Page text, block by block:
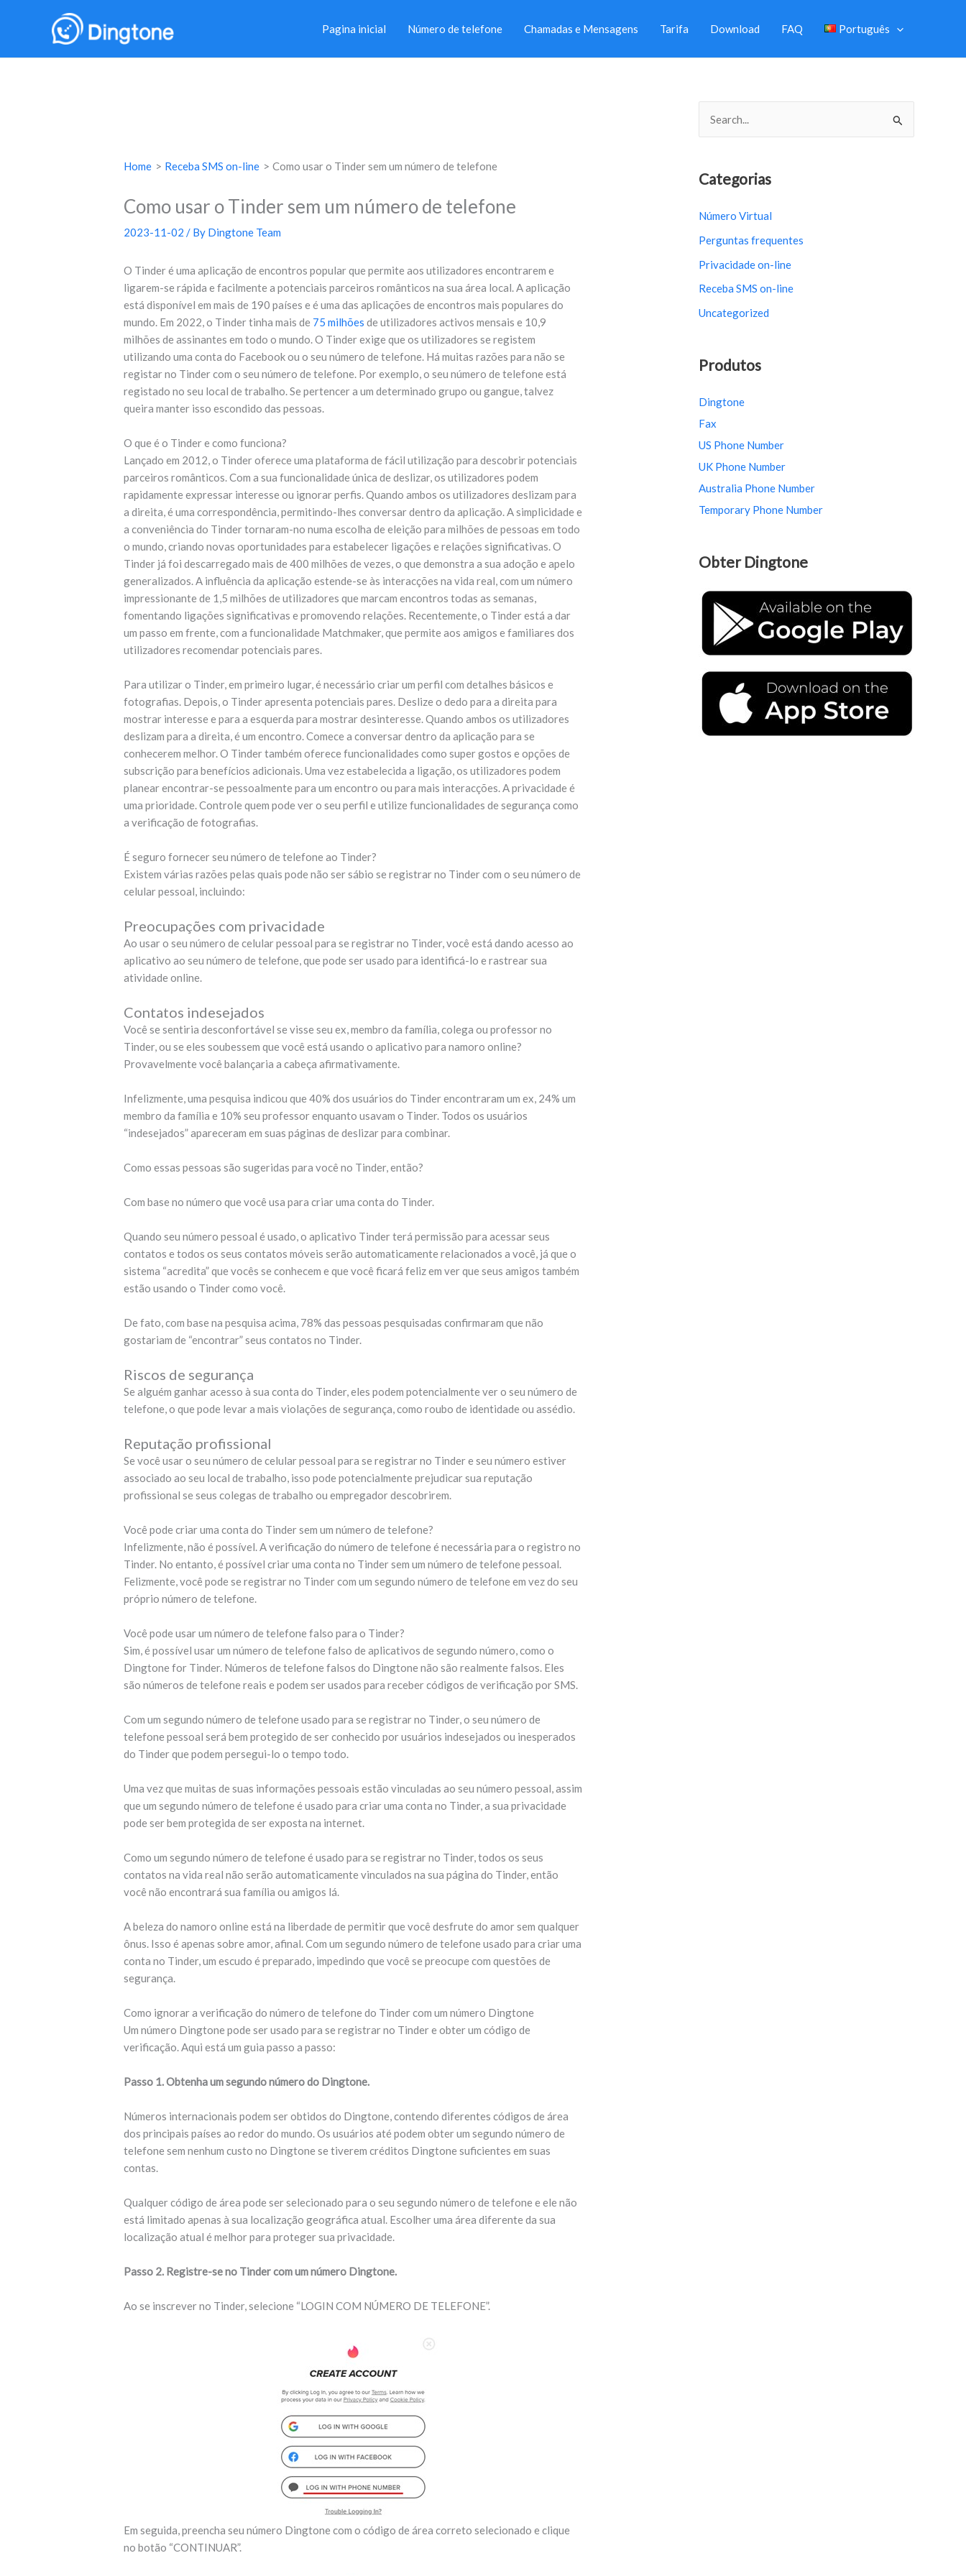
Pagina inicial Número de telefone Chamadas e Mensagens Tarifa Download FAQ Português
Home Receba SMS on-line Como usar o Tinder sem um número de telefone
Como usar o Tinder sem um número de telefone
2023-11-02/ By Dingtone Team
O Tinder é uma aplicação de encontros popular que permite aos utilizadores encontrarem e
ligarem-se rápida e facilmente a potenciais parceiros românticos na sua área local. A aplicação
está disponível em mais de 190 países e é uma das aplicações de encontros mais populares do
mundo. Em 2022, o Tinder tinha mais de 75 milhões de utilizadores activos mensais e 10,9
milhões de assinantes em todo o mundo. O Tinder exige que os utilizadores se registem
utilizando uma conta do Facebook ou o seu número de telefone. Há muitas razões para não se
registar no Tinder com o seu número de telefone. Por exemplo, o seu número de telefone está
registado no seu local de trabalho. Se pertencer a um determinado grupo ou gangue, talvez
queira manter isso escondido das pessoas.
O que é o Tinder e como funciona?
Lançado em 2012, o Tinder oferece uma plataforma de fácil utilização para descobrir potenciais
parceiros românticos. Com a sua funcionalidade única de deslizar, os utilizadores podem
rapidamente expressar interesse ou ignorar perfis. Quando ambos os utilizadores deslizam para
a direita, é uma correspondência, permitindo-lhes conversar dentro da aplicação. A simplicidade e
a conveniência do Tinder tornaram-no numa escolha de eleição para milhões de pessoas em todo
o mundo, criando novas oportunidades para estabelecer ligações e relações significativas. O
Tinder já foi descarregado mais de 400 milhões de vezes, o que demonstra a sua adoção e apelo
generalizados. A influência da aplicação estende-se às interacções na vida real, com um número
impressionante de 1,5 milhões de utilizadores que marcam encontros todas as semanas,
fomentando ligações significativas e promovendo relações. Recentemente, o Tinder está a dar
um passo em frente, com a funcionalidade Matchmaker, que permite aos amigos e familiares dos
utilizadores recomendar potenciais pares.
Para utilizar o Tinder, em primeiro lugar, é necessário criar um perfil com detalhes básicos e
fotografias. Depois, o Tinder apresenta potenciais pares. Deslize o dedo para a direita para
mostrar interesse e para a esquerda para mostrar desinteresse. Quando ambos os utilizadores
deslizam para a direita, é um encontro. Comece a conversar dentro da aplicação para se
conhecerem melhor. O Tinder também oferece funcionalidades como super gostos e opções de
subscrição para benefícios adicionais. Uma vez estabelecida a ligação, os utilizadores podem
planear encontrar-se pessoalmente para um encontro ou para mais interacções. A privacidade é
uma prioridade. Controle quem pode ver o seu perfil e utilize funcionalidades de segurança como
a verificação de fotografias.
É seguro fornecer seu número de telefone ao Tinder?
Existem várias razões pelas quais pode não ser sábio se registrar no Tinder com o seu número de
celular pessoal, incluindo:
Preocupações com privacidade
Ao usar o seu número de celular pessoal para se registrar no Tinder, você está dando acesso ao
aplicativo ao seu número de telefone, que pode ser usado para identificá-lo e rastrear sua
atividade online.
Contatos indesejados
Você se sentiria desconfortável se visse seu ex, membro da família, colega ou professor no
Tinder, ou se eles soubessem que você está usando o aplicativo para namoro online?
Provavelmente você balançaria a cabeça afirmativamente.
Infelizmente, uma pesquisa indicou que 40% dos usuários do Tinder encontraram um ex, 24% um
membro da família e 10% seu professor enquanto usavam o Tinder. Todos os usuários
“indesejados” apareceram em suas páginas de deslizar para combinar.
Como essas pessoas são sugeridas para você no Tinder, então?
Com base no número que você usa para criar uma conta do Tinder.
Quando seu número pessoal é usado, o aplicativo Tinder terá permissão para acessar seus
contatos e todos os seus contatos móveis serão automaticamente relacionados a você, já que o
sistema “acredita” que vocês se conhecem e que você ficará feliz em ver que seus amigos também
estão usando o Tinder como você.
De fato, com base na pesquisa acima, 78% das pessoas pesquisadas confirmaram que não
gostariam de “encontrar” seus contatos no Tinder.
Riscos de segurança
Se alguém ganhar acesso à sua conta do Tinder, eles podem potencialmente ver o seu número de
telefone, o que pode levar a mais violações de segurança, como roubo de identidade ou assédio.
Reputação profissional
Se você usar o seu número de celular pessoal para se registrar no Tinder e seu número estiver
associado ao seu local de trabalho, isso pode potencialmente prejudicar sua reputação
profissional se seus colegas de trabalho ou empregador descobrirem.
Você pode criar uma conta do Tinder sem um número de telefone?
Infelizmente, não é possível. A verificação do número de telefone é necessária para o registro no
Tinder. No entanto, é possível criar uma conta no Tinder sem um número de telefone pessoal.
Felizmente, você pode se registrar no Tinder com um segundo número de telefone em vez do seu
próprio número de telefone.
Você pode usar um número de telefone falso para o Tinder?
Sim, é possível usar um número de telefone falso de aplicativos de segundo número, como o
Dingtone for Tinder. Números de telefone falsos do Dingtone não são realmente falsos. Eles
são números de telefone reais e podem ser usados para receber códigos de verificação por SMS.
Com um segundo número de telefone usado para se registrar no Tinder, o seu número de
telefone pessoal será bem protegido de ser conhecido por usuários indesejados ou inesperados
do Tinder que podem persegui-lo o tempo todo.
Uma vez que muitas de suas informações pessoais estão vinculadas ao seu número pessoal, assim
que um segundo número de telefone é usado para criar uma conta no Tinder, a sua privacidade
pode ser bem protegida de ser exposta na internet.
Como um segundo número de telefone é usado para se registrar no Tinder, todos os seus
contatos na vida real não serão automaticamente vinculados na sua página do Tinder, então
você não encontrará sua família ou amigos lá.
A beleza do namoro online está na liberdade de permitir que você desfrute do amor sem qualquer
ônus. Isso é apenas sobre amor, afinal. Com um segundo número de telefone usado para criar uma
conta no Tinder, um escudo é preparado, impedindo que você se preocupe com questões de
segurança.
Como ignorar a verificação do número de telefone do Tinder com um número Dingtone
Um número Dingtone pode ser usado para se registrar no Tinder e obter um código de
verificação. Aqui está um guia passo a passo:
Passo 1. Obtenha um segundo número do Dingtone.
Números internacionais podem ser obtidos do Dingtone, contendo diferentes códigos de área
dos principais países ao redor do mundo. Os usuários até podem obter um segundo número de
telefone sem nenhum custo no Dingtone se tiverem créditos Dingtone suficientes em suas
contas.
Qualquer código de área pode ser selecionado para o seu segundo número de telefone e ele não
está limitado apenas à sua localização geográfica atual. Escolher uma área diferente da sua
localização atual é melhor para proteger sua privacidade.
Passo 2. Registre-se no Tinder com um número Dingtone.
Ao se inscrever no Tinder, selecione “LOGIN COM NÚMERO DE TELEFONE”.
Em seguida, preencha seu número Dingtone com o código de área correto selecionado e clique
no botão “CONTINUAR”.
r
h
f
o
r
Categorias
Número Virtual
Perguntas frequentes
Privacidade on-line
Receba SMS on-line
Uncategorized
Produtos
Dingtone
Fax
US Phone Number
UK Phone Number
Australia Phone Number
Temporary Phone Number
Obter Dingtone